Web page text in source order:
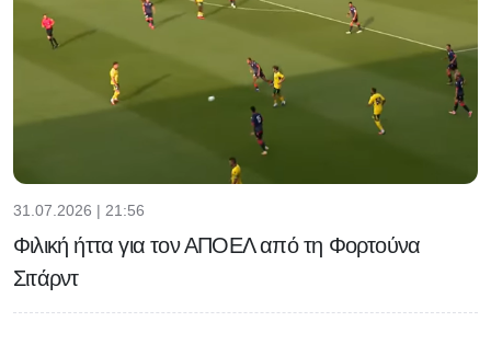
31.07.2026 | 21:56
Φιλική ήττα για τον ΑΠΟΕΛ από τη Φορτούνα
Σιτάρντ